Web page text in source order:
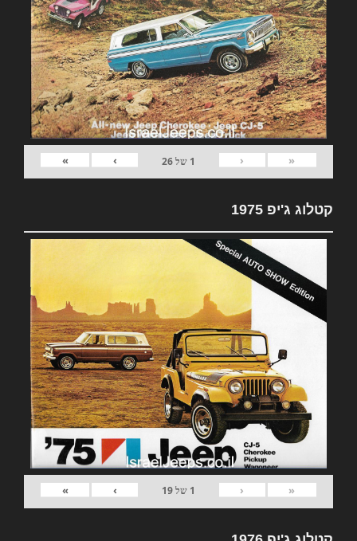
«
‹
1 של26
›
»
קטלוג ג'יפ 1975
«
‹
1 של19
›
»